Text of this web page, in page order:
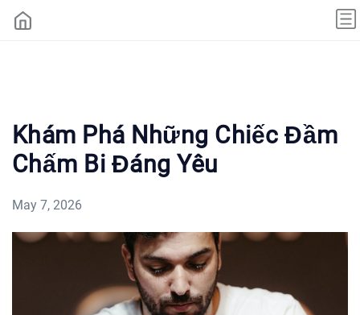
Khám Phá Những Chiếc Đầm
Chấm Bi Đáng Yêu
May 7, 2026